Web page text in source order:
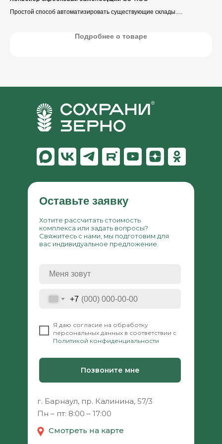
Простой способ автоматизировать существующие склады.
Подробнее о товаре
Хотите рассчитать стоимость
комплекса или задать вопросы?
Свяжитесь с нами, мы подготовим для
вас индивидуальное предложение.
Оставьте заявку
+7
Позвоните мне
Я даю согласие на обработку
персональных данных в соответствии с
Политикой конфиденциальности
г. Барнаул, пр. Калинина, 57/3
Пн – пт: 8:00 – 17:00
Смотреть на карте